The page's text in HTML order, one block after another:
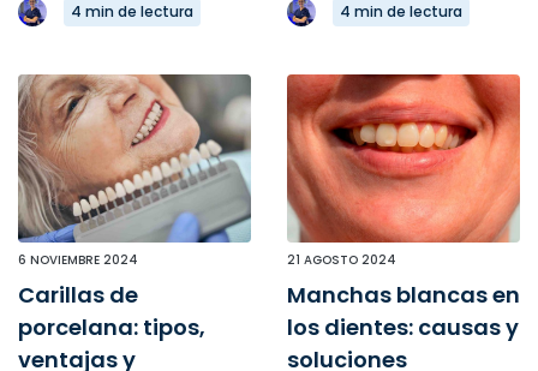
4 min de lectura 4 min de lectura
6 NOVIEMBRE 2024
Carillas de
porcelana: tipos,
ventajas y
21 AGOSTO 2024
Manchas blancas en
los dientes: causas y
soluciones